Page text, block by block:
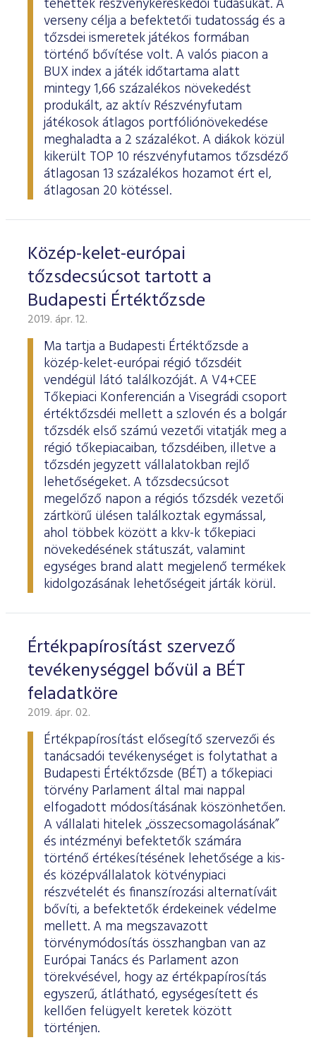
ESG Útmutató
tehették részvénykereskedői tudásukat. A
verseny célja a befektetői tudatosság és a
tőzsdei ismeretek játékos formában
történő bővítése volt. A valós piacon a
BUX index a játék időtartama alatt
mintegy 1,66 százalékos növekedést
produkált, az aktív Részvényfutam
játékosok átlagos portfóliónövekedése
meghaladta a 2 százalékot. A diákok közül
kikerült TOP 10 részvényfutamos tőzsdéző
átlagosan 13 százalékos hozamot ért el,
átlagosan 20 kötéssel.
Közép-kelet-európai
tőzsdecsúcsot tartott a
Budapesti Értéktőzsde
2019. ápr. 12.
Ma tartja a Budapesti Értéktőzsde a
közép-kelet-európai régió tőzsdéit
vendégül látó találkozóját. A V4+CEE
Tőkepiaci Konferencián a Visegrádi csoport
értéktőzsdéi mellett a szlovén és a bolgár
tőzsdék első számú vezetői vitatják meg a
régió tőkepiacaiban, tőzsdéiben, illetve a
tőzsdén jegyzett vállalatokban rejlő
lehetőségeket. A tőzsdecsúcsot
megelőző napon a régiós tőzsdék vezetői
zártkörű ülésen találkoztak egymással,
ahol többek között a kkv-k tőkepiaci
növekedésének státuszát, valamint
egységes brand alatt megjelenő termékek
kidolgozásának lehetőségeit járták körül.
Értékpapírosítást szervező
tevékenységgel bővül a BÉT
feladatköre
2019. ápr. 02.
Értékpapírosítást elősegítő szervezői és
tanácsadói tevékenységet is folytathat a
Budapesti Értéktőzsde (BÉT) a tőkepiaci
törvény Parlament által mai nappal
elfogadott módosításának köszönhetően.
A vállalati hitelek „összecsomagolásának”
és intézményi befektetők számára
történő értékesítésének lehetősége a kis-
és középvállalatok kötvénypiaci
részvételét és finanszírozási alternatíváit
bővíti, a befektetők érdekeinek védelme
mellett. A ma megszavazott
törvénymódosítás összhangban van az
Európai Tanács és Parlament azon
törekvésével, hogy az értékpapírosítás
egyszerű, átlátható, egységesített és
kellően felügyelt keretek között
történjen.